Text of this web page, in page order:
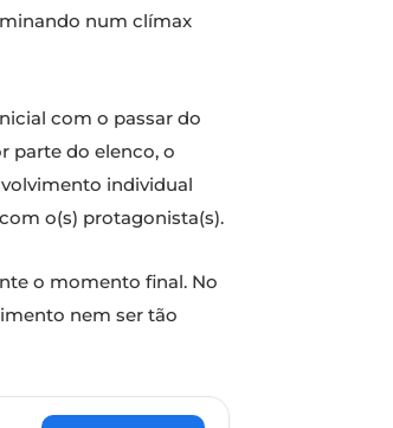
num clímax
com o passar do
parte do elenco, o
individual
o(s) protagonista(s).
o momento final. No
nem ser tão